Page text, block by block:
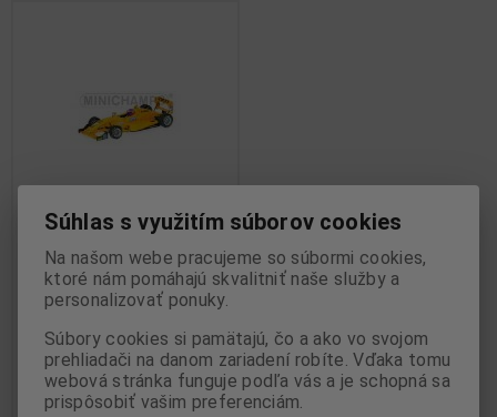
1:43 DALLARA OPEL F302
R.KUBICA WINNER NORISRING
F3 EURO SERIES 2003 -
Výrobca:MINICHAMPS
Katalógové číslo: MC-
400030393
Skladom: 2 ks
Súhlas s využitím súborov cookies
Na našom webe pracujeme so súbormi cookies,
ktoré nám pomáhajú skvalitniť naše služby a
personalizovať ponuky.
Súbory cookies si pamätajú, čo a ako vo svojom
prehliadači na danom zariadení robíte. Vďaka tomu
webová stránka funguje podľa vás a je schopná sa
prispôsobiť vašim preferenciám.